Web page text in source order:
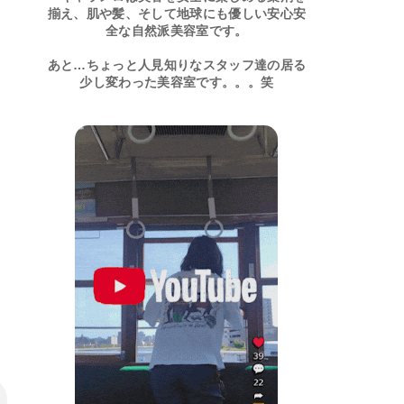
揃え、肌や髪、そして地球にも優しい安心安
全な自然派美容室です。
あと…ちょっと人見知りなスタッフ達の居る
少し変わった美容室です。。。笑